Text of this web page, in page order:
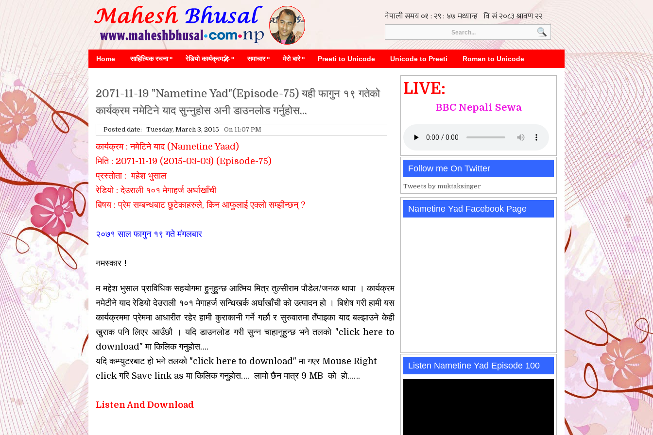
Home साहित्यिक रचना» रेडियो कार्यक्रम🎤» समाचार» मेरो बारे» Preeti to Unicode Unicode to Preeti Roman to Unicode
2071-11-19 "Nametine Yad"(Episode-75) यही फागुन १९ गतेको
कार्यक्रम नमेटिने याद सुन्नुहोस अनी डाउनलोड गर्नुहोस...
Posted date: Tuesday, March 3, 2015 On 11:07 PM
कार्यक्रम : नमेटिने याद (Nametine Yaad)
मिति : 2071-11-19 (2015-03-03) (Episode-75)
प्रस्तोता : महेश भुसाल
रेडियो : देउराली १०१ मेगाहर्ज अर्घाखाँची
बिषय : प्रेम सम्बन्धबाट छुटेकाहरुले, किन आफुलाई एक्लो सम्झीन्छन् ?
२०७१ साल फागुन १९गते मंगलबार
नमस्कार !
म महेश भुसाल प्राविधिक सहयोगमा हुनुहुन्छ आत्मिय मित्र तुल्सीराम पौडेल/जनक थापा । कार्यक्रम
नमेटीने याद रेडियो देउराली १०१ मेगाहर्ज सन्धिखर्क अर्घाखाँची को उत्पादन हो । बिशेष गरी हामी यस
कार्यक्रममा प्रेममा आधारीत रहेर हामी कुराकानी गर्ने गर्छौ र सुरुवातमा तँपाइका याद बल्झाउने केही
खुराक पनि लिएर आउँछौ । यदि डाउनलोड गरी सुन्न चाहानुहुन्छ भने तलको "click here to
download" मा किलिक गनुहोस….
यदि कम्प्युटरबाट हो भने तलको "click here to download" मा गएर Mouse Right
click गरि Save link as माकिलिक गनुहोस…. लामो छैन मात्र 9 MB को हो……
Listen And Download
LIVE:
BBC Nepali Sewa
Follow me On Twitter
Tweets by muktaksinger
Nametine Yad Facebook Page
Listen Nametine Yad Episode 100